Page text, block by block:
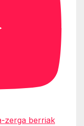
zerga berriak